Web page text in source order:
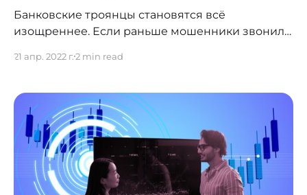
Банковские троянцы становятся всё
изощреннее. Если раньше мошенники звонили
безопасности, то теперь обнаружен троянец
пользователей в финансовые организации.
Зловред мимикрирует под банковские
приложения известных южнокорейских банков.
Под видом сотрудников финансовой
организации злоумышленники могут пытаться
выведать у жертв платёжные данные или
21 апр. 2022 г.2 min read